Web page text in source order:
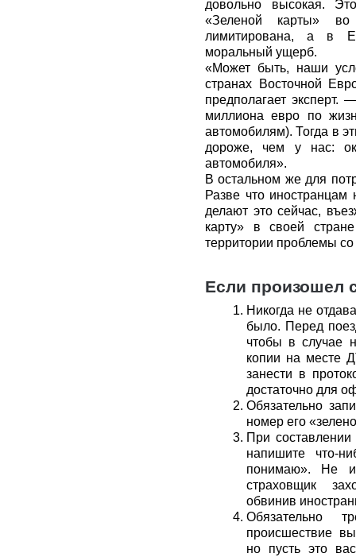
довольно высокая.
«Зеленой карты»
лимитирована, а в
моральный ущерб.
«Может быть, наши
странах Восточной
предполагает
миллиона евро по
автомобилям). Тогда в
дороже, чем у нас:
автомобиля».
В остальном же для
Разве что
делают это сейчас,
карту» в своей
территории проблемы
Если произошел
Никогда не
было. Перед
чтобы в случае
копии на месте
занести в
достаточно для
Обязательно
номер его
При
напишите что-
понимаю». Не
страховщик
обвинив
Обязательно
происшествие
но пусть это